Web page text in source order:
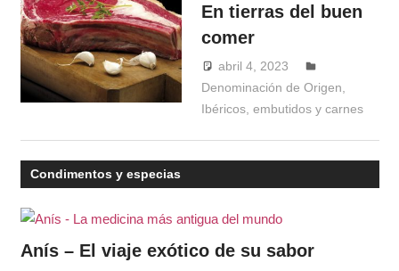
En tierras del buen
comer
abril 4, 2023
Denominación de Origen,
Ibéricos, embutidos y carnes
Condimentos y especias
Anís – El viaje exótico de su sabor